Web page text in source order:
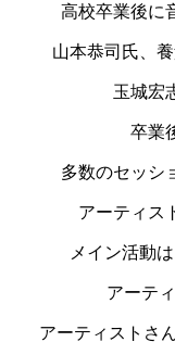
高校卒業後に
山本恭司氏、
玉城宏
卒業
多数のセッシ
アーティス
メイン活動
アーテ
アーティストさ